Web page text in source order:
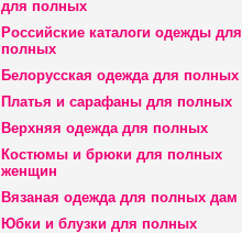
для полных
Российские каталоги одежды для
полных
Белорусская одежда для полных
Платья и сарафаны для полных
Верхняя одежда для полных
Костюмы и брюки для полных
женщин
Вязаная одежда для полных дам
Юбки и блузки для полных